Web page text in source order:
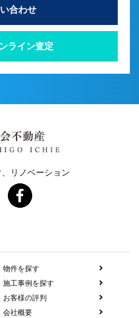
合わせ
ライン査定
リノベーション
物件を探す
施工事例を探す
お客様の評判
会社概要